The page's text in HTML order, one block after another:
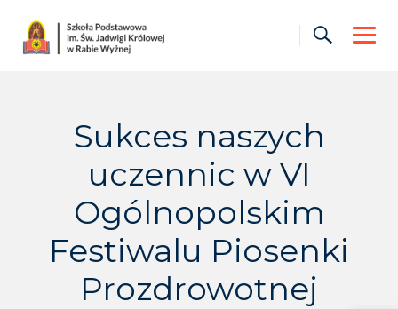
content
Sukces naszych
uczennic w VI
Ogólnopolskim
Festiwalu Piosenki
Prozdrowotnej